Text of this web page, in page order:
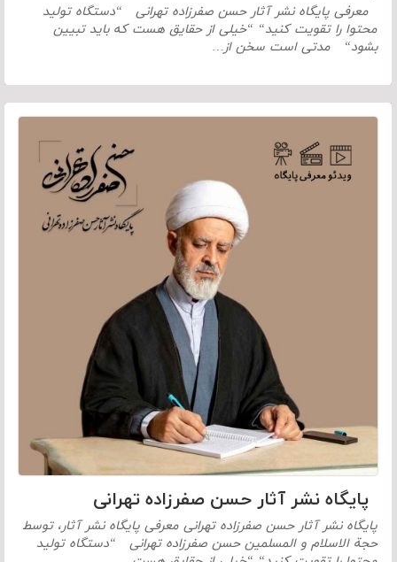
معرفی پایگاه نشر آثار حسن صفرزاده تهرانی “دستگاه تولید
محتوا را تقویت کنید“ “خیلی از حقایق هست که باید تبیین
بشود“ مدتی است سخن از…
پایگاه نشر آثار حسن صفرزاده تهرانی
پایگاه نشر آثار حسن صفرزاده تهرانی معرفی پایگاه نشر آثار، توسط
حجة الاسلام و المسلمین حسن صفرزاده تهرانی “دستگاه تولید